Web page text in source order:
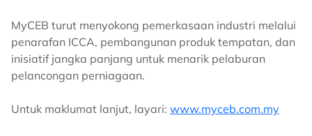
MyCEB turut menyokong pemerkasaan industri melalui
penarafan ICCA, pembangunan produk tempatan, dan
inisiatif jangka panjang untuk menarik pelaburan
pelancongan perniagaan.
Untuk maklumat lanjut, layari: www.myceb.com.my